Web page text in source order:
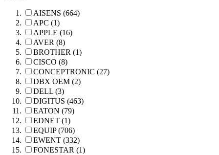
AISENS (664)
APC (1)
APPLE (16)
AVER (8)
BROTHER (1)
CISCO (8)
CONCEPTRONIC (27)
DBX OEM (2)
DELL (3)
DIGITUS (463)
EATON (79)
EDNET (1)
EQUIP (706)
EWENT (332)
FONESTAR (1)